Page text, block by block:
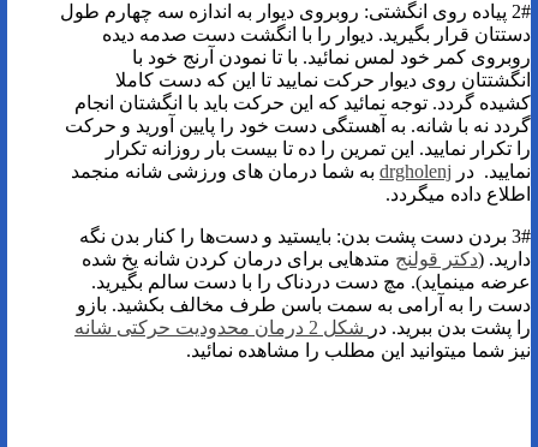
2# پیاده روی انگشتی: روبروی دیوار به اندازه سه چهارم طول
دستتان قرار بگیرید. دیوار را با انگشت دست صدمه دیده
روبروی کمر خود لمس نمائید. با تا نمودن آرنج خود با
انگشتتان روی دیوار حرکت نمایید تا این که دست کاملا
کشیده گردد. توجه نمائید که این حرکت باید با انگشتان انجام
گردد نه با شانه. به آهستگی دست خود را پایین آورید و حرکت
را تکرار نمایید. این تمرین را ده تا بیست بار روزانه تکرار
نمایید. در drgholenj به شما درمان های ورزشی شانه منجمد
اطلاع داده میگردد.
3# بردن دست پشت بدن: بایستید و دست‌ها را کنار بدن نگه
دارید. (دکتر قولنج متدهایی برای درمان کردن شانه یخ شده
عرضه مینماید). مچ دست دردناک را با دست سالم بگیرید.
دست را به آرامی به سمت باسن طرف مخالف بکشید. بازو
را پشت بدن ببرید. در شکل 2 درمان محدودیت حرکتی شانه
نیز شما میتوانید این مطلب را مشاهده نمائید.